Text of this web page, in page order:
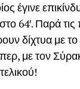
έγινε
64′. Παρά
δίχτυα με
με τον